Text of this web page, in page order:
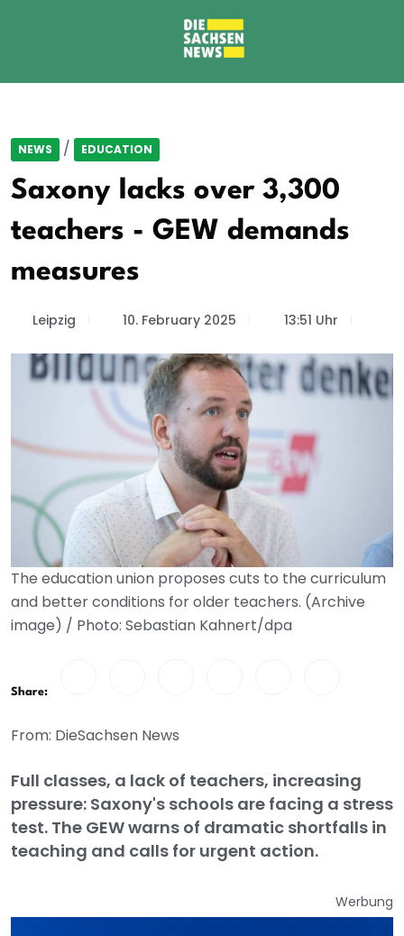
NEWS / EDUCATION
Saxony lacks over 3,300
teachers - GEW demands
measures
Leipzig 10. February 2025 13:51 Uhr
The education union proposes cuts to the curriculum
and better conditions for older teachers. (Archive
image) / Photo: Sebastian Kahnert/dpa
Share:
From: DieSachsen News
Full classes, a lack of teachers, increasing
pressure: Saxony's schools are facing a stress
test. The GEW warns of dramatic shortfalls in
teaching and calls for urgent action.
Werbung